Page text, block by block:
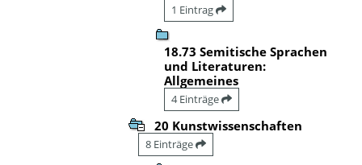
1 Eintrag
18.73 Semitische Sprachen
und Literaturen:
Allgemeines
4 Einträge
20 Kunstwissenschaften
8 Einträge